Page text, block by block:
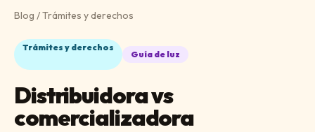
Blog /Trámites y derechos
Trámites y derechos
Guía de luz
Distribuidora vs
comercializadora